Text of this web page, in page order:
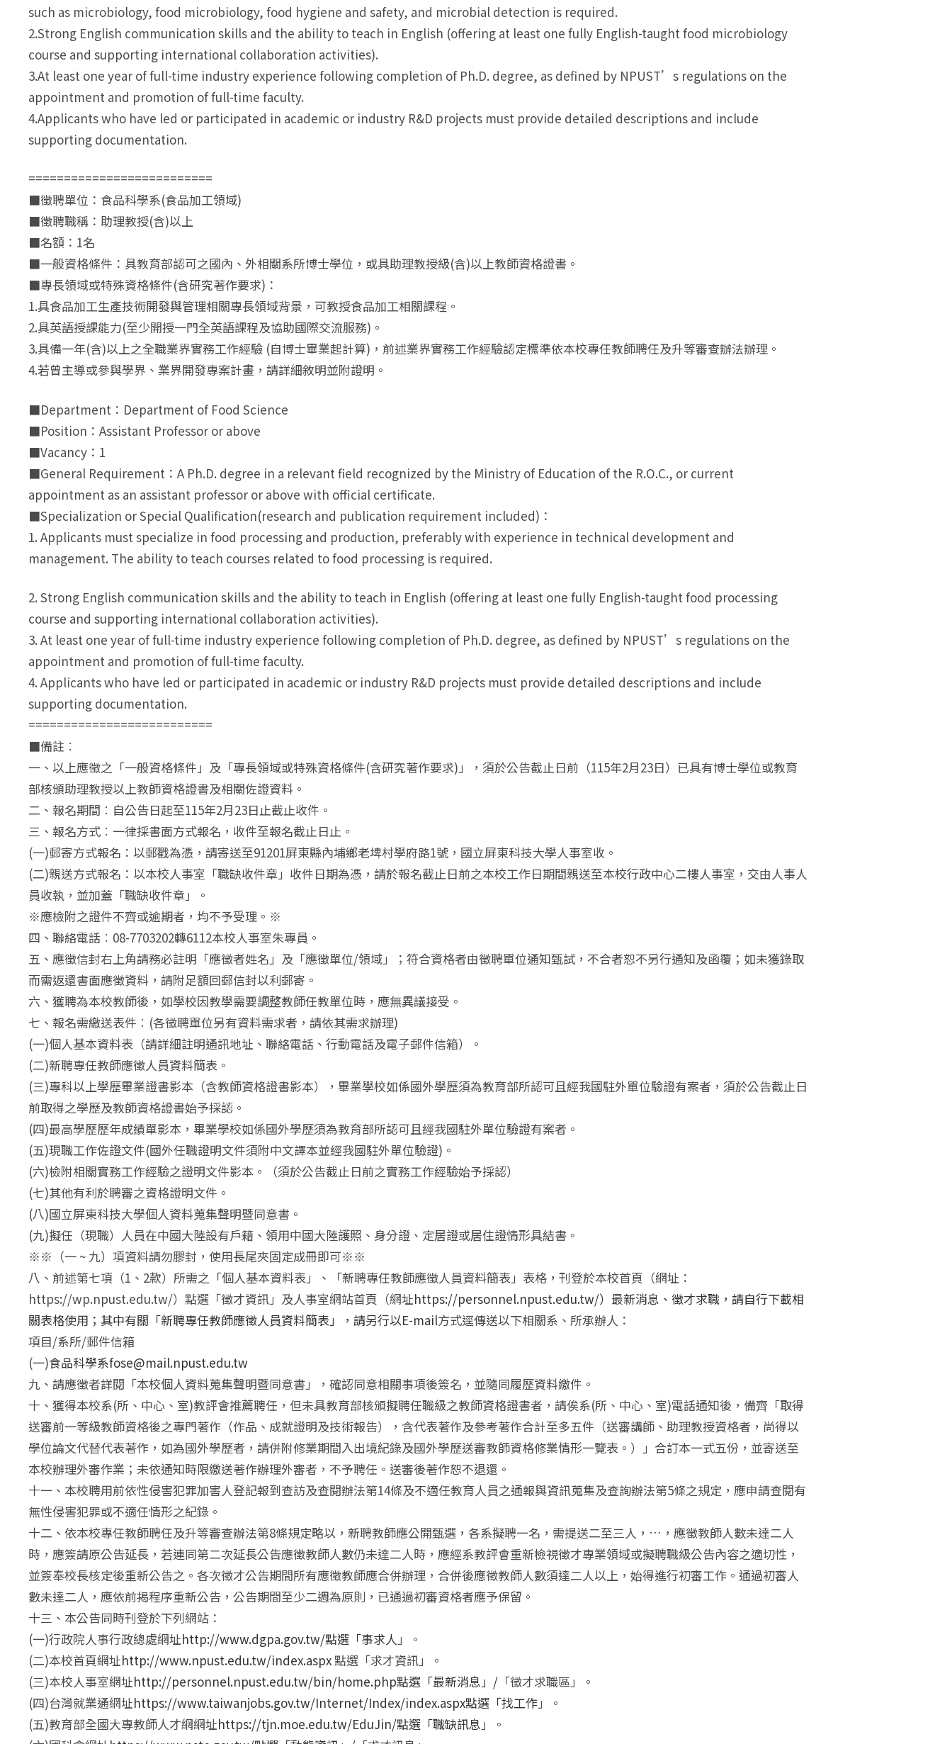
such as microbiology, food microbiology, food hygiene and safety, and microbial detection is required.
2.Strong English communication skills and the ability to teach in English (offering at least one fully English-taught food microbiology
course and supporting international collaboration activities).
3.At least one year of full-time industry experience following completion of Ph.D. degree, as defined by NPUST’s regulations on the
appointment and promotion of full-time faculty.
4.Applicants who have led or participated in academic or industry R&D projects must provide detailed descriptions and include
supporting documentation.
==========================
■徵聘單位：食品科學系(食品加工領域)
■徵聘職稱：助理教授(含)以上
■名額：1名
■一般資格條件：具教育部認可之國內、外相關系所博士學位，或具助理教授級(含)以上教師資格證書。
■專長領域或特殊資格條件(含研究著作要求)：
1.具食品加工生產技術開發與管理相關專長領域背景，可教授食品加工相關課程。
2.具英語授課能力(至少開授一門全英語課程及協助國際交流服務)。
3.具備一年(含)以上之全職業界實務工作經驗 (自博士畢業起計算)，前述業界實務工作經驗認定標準依本校專任教師聘任及升等審查辦法辦理。
4.若曾主導或參與學界、業界開發專案計畫，請詳細敘明並附證明。
■Department：Department of Food Science
■Position：Assistant Professor or above
■Vacancy：1
■General Requirement：A Ph.D. degree in a relevant field recognized by the Ministry of Education of the R.O.C., or current
appointment as an assistant professor or above with official certificate.
■Specialization or Special Qualification(research and publication requirement included)：
1. Applicants must specialize in food processing and production, preferably with experience in technical development and
management. The ability to teach courses related to food processing is required.
2. Strong English communication skills and the ability to teach in English (offering at least one fully English-taught food processing
course and supporting international collaboration activities).
3. At least one year of full-time industry experience following completion of Ph.D. degree, as defined by NPUST’s regulations on the
appointment and promotion of full-time faculty.
4. Applicants who have led or participated in academic or industry R&D projects must provide detailed descriptions and include
supporting documentation.
==========================
■備註︰
一、以上應徵之「一般資格條件」及「專長領域或特殊資格條件(含研究著作要求)」，須於公告截止日前（115年2月23日）已具有博士學位或教育
部核頒助理教授以上教師資格證書及相關佐證資料。
二、報名期間︰自公告日起至115年2月23日止截止收件。
三、報名方式︰一律採書面方式報名，收件至報名截止日止。
(一)郵寄方式報名：以郵戳為憑，請寄送至91201屏東縣內埔鄉老埤村學府路1號，國立屏東科技大學人事室收。
(二)親送方式報名：以本校人事室「職缺收件章」收件日期為憑，請於報名截止日前之本校工作日期間親送至本校行政中心二樓人事室，交由人事人
員收執，並加蓋「職缺收件章」。
※應檢附之證件不齊或逾期者，均不予受理。※
四、聯絡電話︰08-7703202轉6112本校人事室朱專員。
五、應徵信封右上角請務必註明「應徵者姓名」及「應徵單位/領域」；符合資格者由徵聘單位通知甄試，不合者恕不另行通知及函覆；如未獲錄取
而需返還書面應徵資料，請附足額回郵信封以利郵寄。
六、獲聘為本校教師後，如學校因教學需要調整教師任教單位時，應無異議接受。
七、報名需繳送表件︰(各徵聘單位另有資料需求者，請依其需求辦理)
(一)個人基本資料表（請詳細註明通訊地址、聯絡電話、行動電話及電子郵件信箱）。
(二)新聘專任教師應徵人員資料簡表。
(三)專科以上學歷畢業證書影本（含教師資格證書影本），畢業學校如係國外學歷須為教育部所認可且經我國駐外單位驗證有案者，須於公告截止日
前取得之學歷及教師資格證書始予採認。
(四)最高學歷歷年成績單影本，畢業學校如係國外學歷須為教育部所認可且經我國駐外單位驗證有案者。
(五)現職工作佐證文件(國外任職證明文件須附中文譯本並經我國駐外單位驗證)。
(六)檢附相關實務工作經驗之證明文件影本。（須於公告截止日前之實務工作經驗始予採認）
(七)其他有利於聘審之資格證明文件。
(八)國立屏東科技大學個人資料蒐集聲明暨同意書。
(九)擬任（現職）人員在中國大陸設有戶籍、領用中國大陸護照、身分證、定居證或居住證情形具結書。
※※（一 ~ 九）項資料請勿膠封，使用長尾夾固定成冊即可※※
八、前述第七項（1、2款）所需之「個人基本資料表」、「新聘專任教師應徵人員資料簡表」表格，刊登於本校首頁（網址：
https://wp.npust.edu.tw/）點選「徵才資訊」及人事室網站首頁（網址https://personnel.npust.edu.tw/）最新消息、徵才求職，請自行下載相
關表格使用；其中有關「新聘專任教師應徵人員資料簡表」，請另行以E-mail方式逕傳送以下相關系、所承辦人：
項目/系所/郵件信箱
(一)食品科學系fose@mail.npust.edu.tw
九、請應徵者詳閱「本校個人資料蒐集聲明暨同意書」，確認同意相關事項後簽名，並隨同履歷資料繳件。
十、獲得本校系(所、中心、室)教評會推薦聘任，但未具教育部核頒擬聘任職級之教師資格證書者，請俟系(所、中心、室)電話通知後，備齊「取得
送審前一等級教師資格後之專門著作（作品、成就證明及技術報告），含代表著作及參考著作合計至多五件（送審講師、助理教授資格者，尚得以
學位論文代替代表著作，如為國外學歷者，請併附修業期間入出境紀錄及國外學歷送審教師資格修業情形一覽表。）」合訂本一式五份，並寄送至
本校辦理外審作業；未依通知時限繳送著作辦理外審者，不予聘任。送審後著作恕不退還。
十一、本校聘用前依性侵害犯罪加害人登記報到查訪及查閱辦法第14條及不適任教育人員之通報與資訊蒐集及查詢辦法第5條之規定，應申請查閱有
無性侵害犯罪或不適任情形之紀錄。
十二、依本校專任教師聘任及升等審查辦法第8條規定略以，新聘教師應公開甄選，各系擬聘一名，需提送二至三人，…，應徵教師人數未達二人
時，應簽請原公告延長，若連同第二次延長公告應徵教師人數仍未達二人時，應經系教評會重新檢視徵才專業領域或擬聘職級公告內容之適切性，
並簽奉校長核定後重新公告之。各次徵才公告期間所有應徵教師應合併辦理，合併後應徵教師人數須達二人以上，始得進行初審工作。通過初審人
數未達二人，應依前揭程序重新公告，公告期間至少二週為原則，已通過初審資格者應予保留。
十三、本公告同時刊登於下列網站：
(一)行政院人事行政總處網址http://www.dgpa.gov.tw/點選「事求人」。
(二)本校首頁網址http://www.npust.edu.tw/index.aspx 點選「求才資訊」。
(三)本校人事室網址http://personnel.npust.edu.tw/bin/home.php點選「最新消息」/ 「徵才求職區」。
(四)台灣就業通網址https://www.taiwanjobs.gov.tw/Internet/Index/index.aspx點選「找工作」。
(五)教育部全國大專教師人才網網址https://tjn.moe.edu.tw/EduJin/點選「職缺訊息」。